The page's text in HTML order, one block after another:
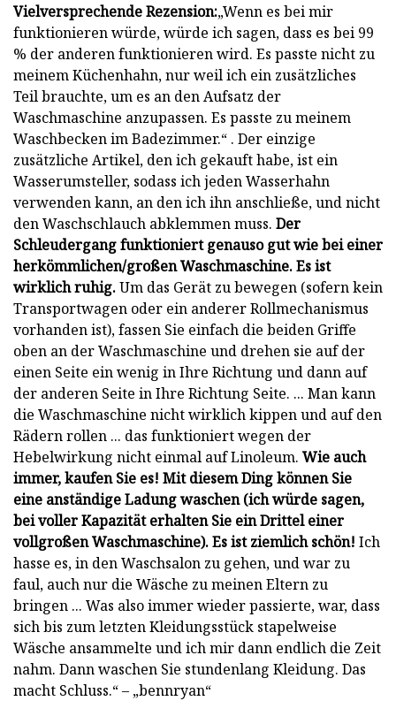
Vielversprechende Rezension:„Wenn es bei mir
funktionieren würde, würde ich sagen, dass es bei 99
% der anderen funktionieren wird. Es passte nicht zu
meinem Küchenhahn, nur weil ich ein zusätzliches
Teil brauchte, um es an den Aufsatz der
Waschmaschine anzupassen. Es passte zu meinem
Waschbecken im Badezimmer.“ . Der einzige
zusätzliche Artikel, den ich gekauft habe, ist ein
Wasserumsteller, sodass ich jeden Wasserhahn
verwenden kann, an den ich ihn anschließe, und nicht
den Waschschlauch abklemmen muss. Der
Schleudergang funktioniert genauso gut wie bei einer
herkömmlichen/großen Waschmaschine. Es ist
wirklich ruhig.Um das Gerät zu bewegen (sofern kein
Transportwagen oder ein anderer Rollmechanismus
vorhanden ist), fassen Sie einfach die beiden Griffe
oben an der Waschmaschine und drehen sie auf der
einen Seite ein wenig in Ihre Richtung und dann auf
der anderen Seite in Ihre Richtung Seite. ... Man kann
die Waschmaschine nicht wirklich kippen und auf den
Rädern rollen ... das funktioniert wegen der
Hebelwirkung nicht einmal auf Linoleum. Wie auch
immer, kaufen Sie es! Mit diesem Ding können Sie
eine anständige Ladung waschen (ich würde sagen,
bei voller Kapazität erhalten Sie ein Drittel einer
vollgroßen Waschmaschine). Es ist ziemlich schön! Ich
hasse es, in den Waschsalon zu gehen, und war zu
faul, auch nur die Wäsche zu meinen Eltern zu
bringen ... Was also immer wieder passierte, war, dass
sich bis zum letzten Kleidungsstück stapelweise
Wäsche ansammelte und ich mir dann endlich die Zeit
nahm. Dann waschen Sie stundenlang Kleidung. Das
macht Schluss.“ – „bennryan“